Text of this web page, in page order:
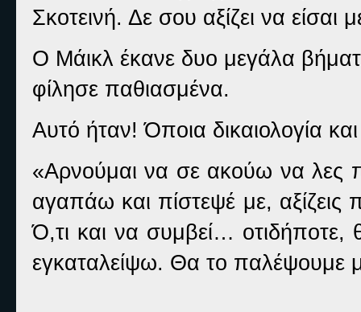
Σκοτεινή. Δε σου αξίζει να
Ο Μάικλ έκανε δυο μεγάλα
φίλησε παθιασμένα.
Αυτό ήταν! Όποια δικαιολογία
«Αρνούμαι να σε ακούω να λες
αγαπάω και πίστεψέ με,
Ό,τι και να συμβεί… οτιδήποτε,
εγκαταλείψω. Θα το παλέψουμε